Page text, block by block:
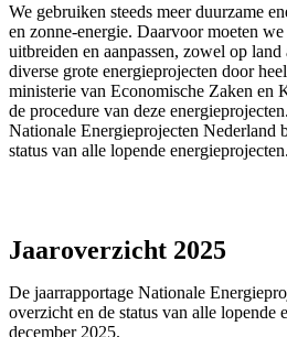
We gebruiken steeds meer duurzame
en zonne-energie. Daarvoor moeten
uitbreiden en aanpassen, zowel op
diverse grote energieprojecten door
ministerie van Economische Zaken en
de procedure van deze
Nationale Energieprojecten Nederland
status van alle lopende energieprojecten.
Jaaroverzicht 2025
De jaarrapportage Nationale
overzicht en de status van alle lopende
december 2025.